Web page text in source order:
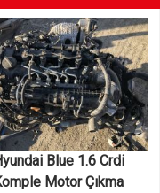
Blue 1.6 Crdi
Motor Çıkma